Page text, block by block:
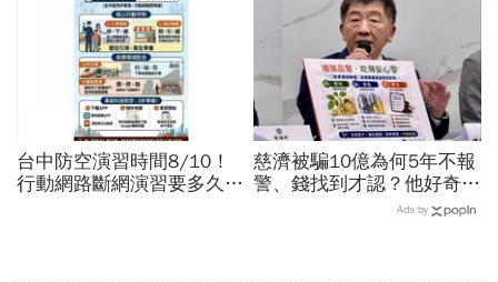
台中防空演習時間8/10！
行動網路斷網演習要多久、
慈濟被騙10億為何5年不報
警、錢找到才認？他好奇：
當年財報怎麼編…陳時中背
Ads by